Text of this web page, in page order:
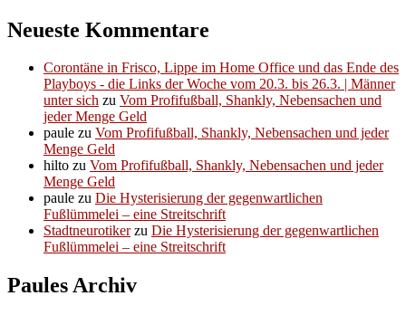
Neueste Kommentare
Corontäne in Frisco, Lippe im Home Office und das Ende des
Playboys - die Links der Woche vom 20.3. bis 26.3. | Männer
unter sich zu Vom Profifußball, Shankly, Nebensachen und
jeder Menge Geld
paule zu Vom Profifußball, Shankly, Nebensachen und jeder
Menge Geld
hilto zu Vom Profifußball, Shankly, Nebensachen und jeder
Menge Geld
paule zu Die Hysterisierung der gegenwartlichen
Fußlümmelei – eine Streitschrift
Stadtneurotikerzu Die Hysterisierung der gegenwartlichen
Fußlümmelei – eine Streitschrift
Paules Archiv